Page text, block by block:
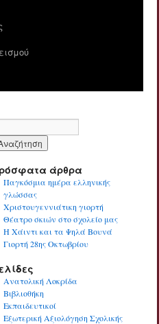
άρθρα
Παγκόσμια ημέρα ελληνικής
γλώσσας
Χριστουγεννιάτικη γιορτή
Θέατρο σκιών στο σχολείο μας
Η Χάιντι και τα Ψηλά Βουνά
Γιορτή 28ης Οκτωβρίου
Ανατολική Λοκρίδα
Βιβλιοθήκη
Εκπαιδευτικοί
Εξωτερική Αξιολόγηση Σχολικής